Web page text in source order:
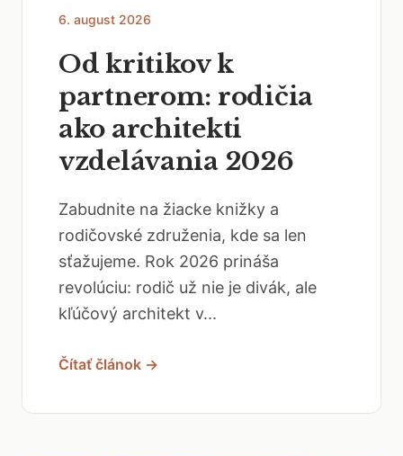
6. august 2026
Od kritikov k
partnerom: rodičia
ako architekti
vzdelávania 2026
Zabudnite na žiacke knižky a
rodičovské združenia, kde sa len
sťažujeme. Rok 2026 prináša
revolúciu: rodič už nie je divák, ale
kľúčový architekt v...
Čítať článok →